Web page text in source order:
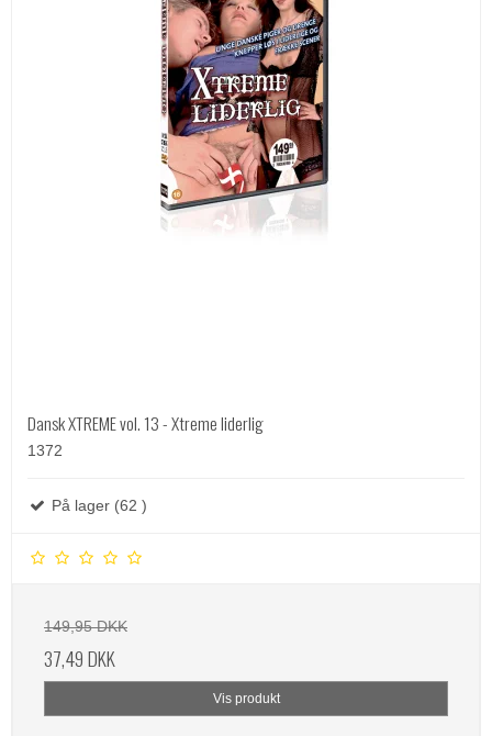
Dansk XTREME vol. 13 - Xtreme liderlig
1372
På lager (62 )
149,95 DKK
37,49 DKK
Vis produkt